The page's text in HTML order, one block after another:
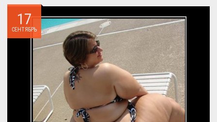
всегда...
17
СЕНТЯБРЬ